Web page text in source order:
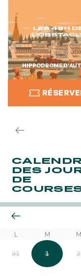
LES 48H
HIPPODROME
DES
DE
L M M
31 1 2